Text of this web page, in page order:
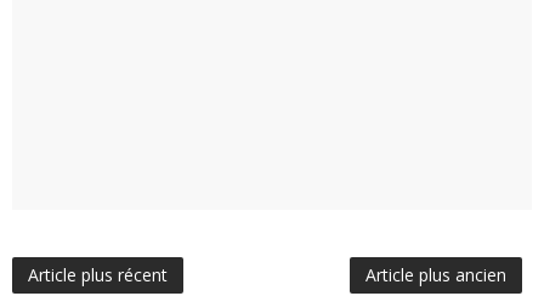
Article plus récent Article plus ancien